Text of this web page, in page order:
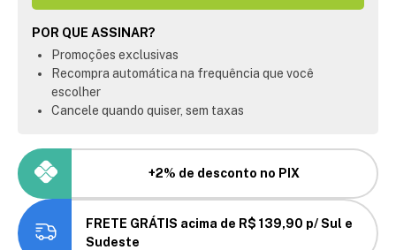
POR QUE ASSINAR?
Promoções exclusivas
Recompra automática na frequência que você
escolher
Cancele quando quiser, sem taxas
+2% de desconto no PIX
FRETE GRÁTIS acima de R$ 139,90 p/ Sul e
Sudeste